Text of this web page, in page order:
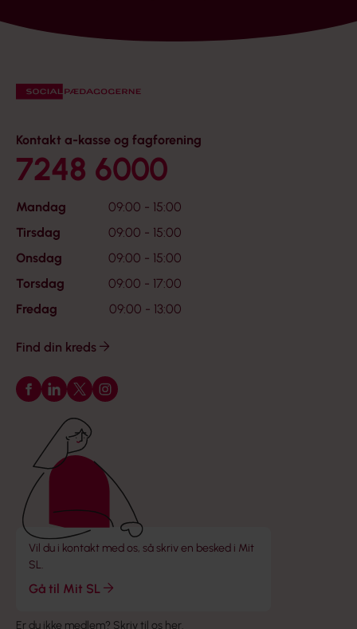
Kontakt a-kasse og fagforening
7248 6000
Mandag
09:00 - 15:00
Tirsdag
09:00 - 15:00
Onsdag
09:00 - 15:00
Torsdag
09:00 - 17:00
Fredag
09:00 - 13:00
Find din kreds
Følg os på Facebook
Følg os på LinkedIn
Følg os på X
Følg os på Instagram
Vil du i kontakt med os, så skriv en besked i Mit
SL.
Gå til Mit SL
Er du ikke medlem? Skriv til os her.